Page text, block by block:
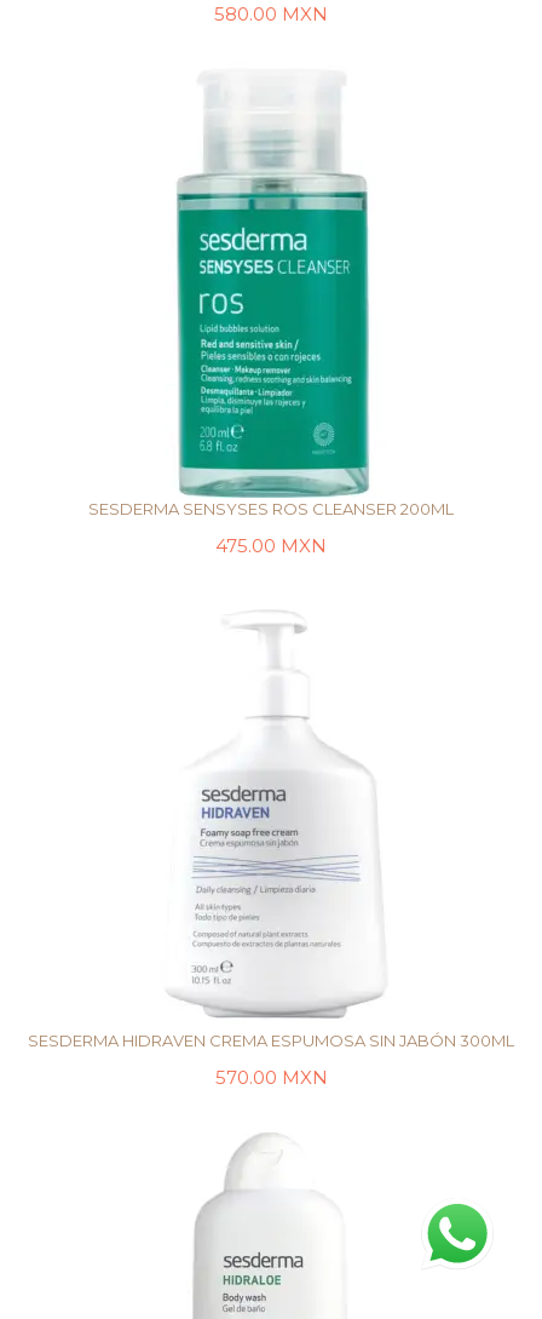
580.00 MXN
SESDERMA SENSYSES ROS CLEANSER 200ML
475.00 MXN
SESDERMA HIDRAVEN CREMA ESPUMOSA SIN JABÓN 300ML
570.00 MXN